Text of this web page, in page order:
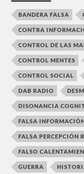
BANDERA FALSA
CONTRA
CONTROL DE LAS
CONTROL MENTES
CONTROL SOCIAL
DAB RADIO
DISONANCIA
FALSA
FALSA PERCEPCIÓN
FALSO
GUERRA